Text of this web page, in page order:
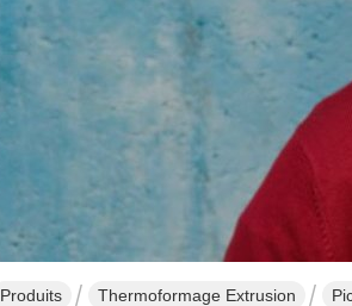
Produits Thermoformage Extrusion